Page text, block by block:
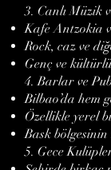
3. Canlı Müzik
Kafe Antzokia
Rock, caz ve
Genç ve
4. Barlar ve
Bilbao’da hem
Özellikle yerel
Bask
5. Gece